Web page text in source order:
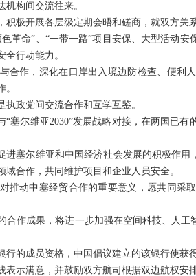
构间交流往来。
极开展各层级定期会晤和磋商，就双方关
革命”、“一带一路”项目安保、大型活动
行动能力。
合作，深化在口岸出入境边防检查、便利
政党间交流合作和互学互鉴。
“塞尔维亚2030”发展战略对接，在两国已
进塞尔维亚和中国经济社会发展的积极作
合作，共同维护项目和企业人员安全。
推动中塞经贸合作的重要意义，愿共同采
合作成果，将进一步加强在空间科技、人
的成员资格，中国倡议建立的该银行使获
示满意，并鼓励双方航司根据双边航权安